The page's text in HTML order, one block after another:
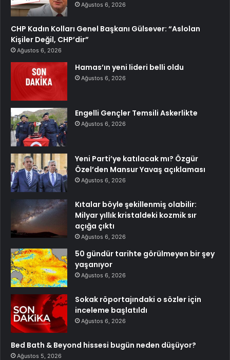
Ağustos 6, 2026
CHP Kadın Kolları Genel Başkanı Gülsever: “Aslolan
Kişiler Değil, CHP’dir”
Ağustos 6, 2026
Hamas’ın yeni lideri belli oldu
Ağustos 6, 2026
Engelli Gençler Temsili Askerlikte
Ağustos 6, 2026
Yeni Parti’ye katılacak mı? Özgür
Özel’den Mansur Yavaş açıklaması
Ağustos 6, 2026
Kıtalar böyle şekillenmiş olabilir:
Milyar yıllık kristaldeki kozmik sır
açığa çıktı
Ağustos 6, 2026
50 gündür tarihte görülmeyen bir şey
yaşanıyor
Ağustos 6, 2026
Sokak röportajındaki o sözler için
inceleme başlatıldı
Ağustos 6, 2026
Bed Bath & Beyond hissesi bugün neden düşüyor?
Ağustos 5, 2026